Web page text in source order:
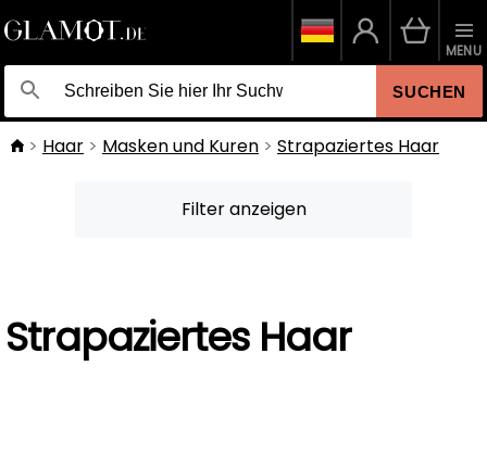
SUCHEN
MENU
Haar Masken und Kuren Strapaziertes Haar
Filter anzeigen
Strapaziertes Haar